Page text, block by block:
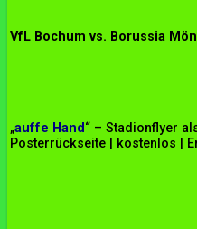
VfL Bochum vs. Borussia
„auffe Hand“ – Stadionflyer
Posterrückseite | kostenlos |